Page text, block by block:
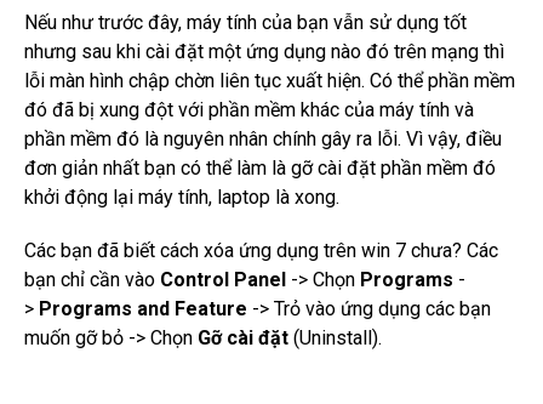
Nếu như trước đây, máy tính của bạn vẫn sử dụng tốt
nhưng sau khi cài đặt một ứng dụng nào đó trên mạng thì
lỗi màn hình chập chờn liên tục xuất hiện. Có thể phần mềm
đó đã bị xung đột với phần mềm khác của máy tính và
phần mềm đó là nguyên nhân chính gây ra lỗi. Vì vậy, điều
đơn giản nhất bạn có thể làm là gỡ cài đặt phần mềm đó
khởi động lại máy tính, laptop là xong.
Các bạn đã biết cách xóa ứng dụng trên win 7 chưa? Các
bạn chỉ cần vào Control Panel -> Chọn Programs -
> Programs and Feature -> Trỏ vào ứng dụng các bạn
muốn gỡ bỏ -> Chọn Gỡ cài đặt (Uninstall).